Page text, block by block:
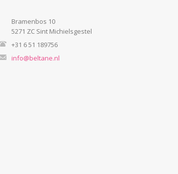
Bramenbos 10
5271 ZC Sint Michielsgestel
+31 6 51 189756
info@beltane.nl